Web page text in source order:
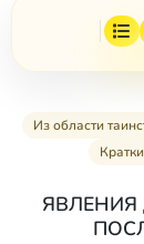
Из области